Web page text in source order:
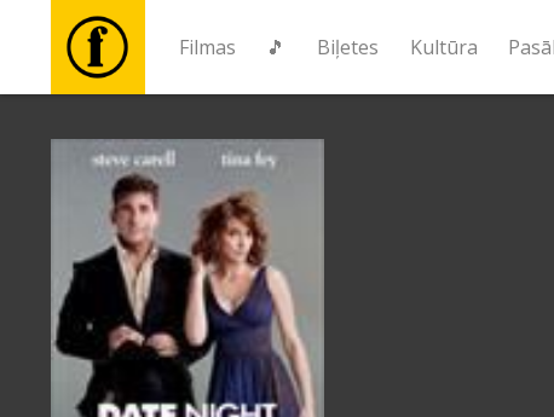
Filmas 🎵 Biļetes Kultūra
Biļetes
Kultūra